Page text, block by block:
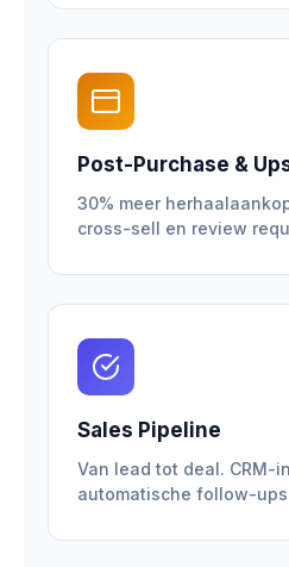
Post-Purchase &
30% meer
cross-sell en review
Sales Pipeline
Van lead tot deal. CRM-
automatische follow-